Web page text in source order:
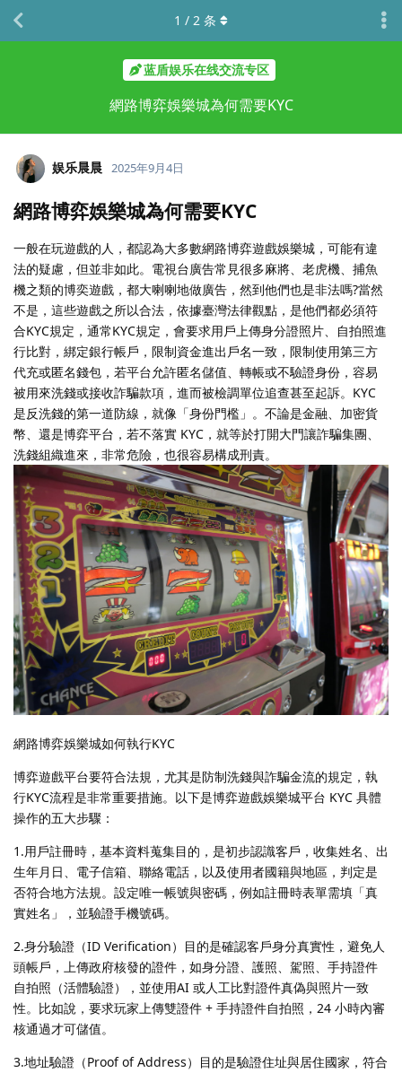
蓝盾娱乐在线交流专区
網路博弈娛樂城為何需要KYC
1 / 2 条
娱乐晨晨 2025年9月4日
網路博弈娛樂城為何需要KYC
一般在玩遊戲的人，都認為大多數網路博弈遊戲娛樂城，可能有違
法的疑慮，但並非如此。電視台廣告常見很多麻將、老虎機、捕魚
機之類的博奕遊戲，都大喇喇地做廣告，然到他們也是非法嗎?當然
不是，這些遊戲之所以合法，依據臺灣法律觀點，是他們都必須符
合KYC規定，通常KYC規定，會要求用戶上傳身分證照片、自拍照進
行比對，綁定銀行帳戶，限制資金進出戶名一致，限制使用第三方
代充或匿名錢包，若平台允許匿名儲值、轉帳或不驗證身份，容易
被用來洗錢或接收詐騙款項，進而被檢調單位追查甚至起訴。KYC
是反洗錢的第一道防線，就像「身份門檻」。不論是金融、加密貨
幣、還是博弈平台，若不落實 KYC，就等於打開大門讓詐騙集團、
洗錢組織進來，非常危險，也很容易構成刑責。
網路博弈娛樂城如何執行KYC
博弈遊戲平台要符合法規，尤其是防制洗錢與詐騙金流的規定，執
行KYC流程是非常重要措施。以下是博弈遊戲娛樂城平台 KYC 具體
操作的五大步驟：
1.用戶註冊時，基本資料蒐集目的，是初步認識客戶，收集姓名、出
生年月日、電子信箱、聯絡電話，以及使用者國籍與地區，判定是
否符合地方法規。設定唯一帳號與密碼，例如註冊時表單需填「真
實姓名」，並驗證手機號碼。
2.身分驗證（ID Verification）目的是確認客戶身分真實性，避免人
頭帳戶，上傳政府核發的證件，如身分證、護照、駕照、手持證件
自拍照（活體驗證），並使用AI 或人工比對證件真偽與照片一致
性。比如說，要求玩家上傳雙證件 + 手持證件自拍照，24 小時內審
核通過才可儲值。
3.地址驗證（Proof of Address）目的是驗證住址與居住國家，符合